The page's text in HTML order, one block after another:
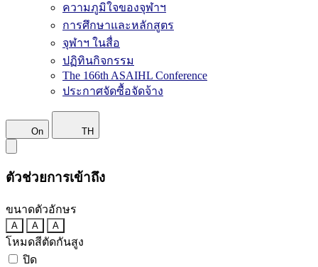
ความภูมิใจของจุฬาฯ
การศึกษาและหลักสูตร
จุฬาฯ ในสื่อ
ปฏิทินกิจกรรม
The 166th ASAIHL Conference
ประกาศจัดซื้อจัดจ้าง
On TH
ตัวช่วยการเข้าถึง
ขนาดตัวอักษร
A A A
โหมดสีตัดกันสูง
ปิด